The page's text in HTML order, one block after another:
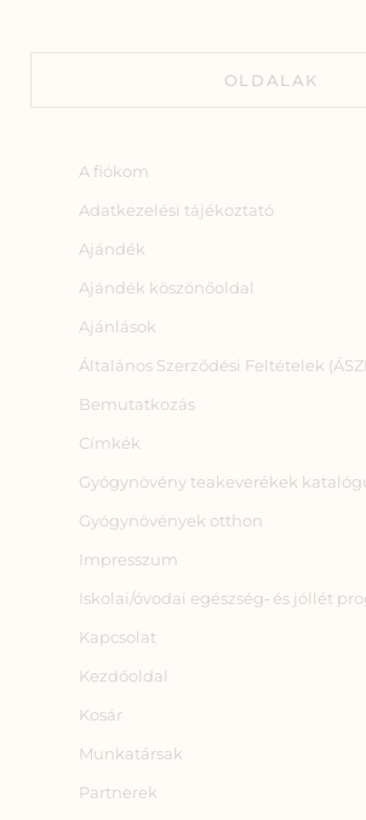
OLDALAK
A fiókom
Adatkezelési tájékoztató
Ajándék
Ajándék köszönőoldal
Ajánlások
Általános Szerződési Feltételek
Bemutatkozás
Címkék
Gyógynövény teakeverékek
Gyógynövények otthon
Impresszum
Iskolai/óvodai egészség‑ és jóllét
Kapcsolat
Kezdőoldal
Kosár
Munkatársak
Partnerek